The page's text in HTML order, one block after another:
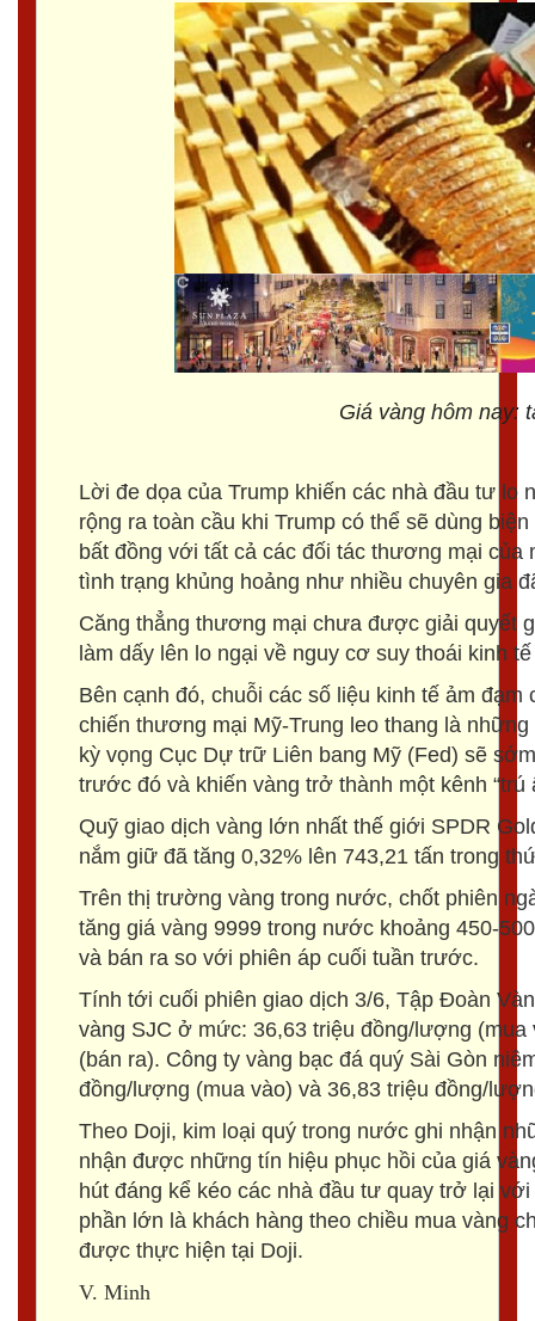
Giá vàng hôm nay:
Lời đe dọa của Trump khiến các nhà đầu tư lo
rộng ra toàn cầu khi Trump có thể sẽ dùng
bất đồng với tất cả các đối tác thương mại
tình trạng khủng hoảng như nhiều chuyên gia
Căng thẳng thương mại chưa được giải quyết
làm dấy lên lo ngại về nguy cơ suy thoái kinh
Bên cạnh đó, chuỗi các số liệu kinh tế ảm đạm
chiến thương mại Mỹ-Trung leo thang là
kỳ vọng Cục Dự trữ Liên bang Mỹ (Fed) sẽ
trước đó và khiến vàng trở thành một kênh “trú
Quỹ giao dịch vàng lớn nhất thế giới SPDR
nắm giữ đã tăng 0,32% lên 743,21 tấn trong
Trên thị trường vàng trong nước, chốt phiên
tăng giá vàng 9999 trong nước khoảng 450-
và bán ra so với phiên áp cuối tuần trước.
Tính tới cuối phiên giao dịch 3/6, Tập Đoàn
vàng SJC ở mức: 36,63 triệu đồng/lượng
(bán ra). Công ty vàng bạc đá quý Sài Gòn
đồng/lượng (mua vào) và 36,83 triệu đồng/
Theo Doji, kim loại quý trong nước ghi nhận
nhận được những tín hiệu phục hồi của giá
hút đáng kể kéo các nhà đầu tư quay trở lại
phần lớn là khách hàng theo chiều mua vàng
được thực hiện tại Doji.
V. Minh